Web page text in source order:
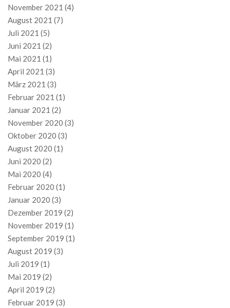
November 2021 (4)
August 2021 (7)
Juli 2021 (5)
Juni 2021 (2)
Mai 2021 (1)
April 2021 (3)
März 2021 (3)
Februar 2021 (1)
Januar 2021 (2)
November 2020 (3)
Oktober 2020 (3)
August 2020 (1)
Juni 2020 (2)
Mai 2020 (4)
Februar 2020 (1)
Januar 2020 (3)
Dezember 2019 (2)
November 2019 (1)
September 2019 (1)
August 2019 (3)
Juli 2019 (1)
Mai 2019 (2)
April 2019 (2)
Februar 2019 (3)